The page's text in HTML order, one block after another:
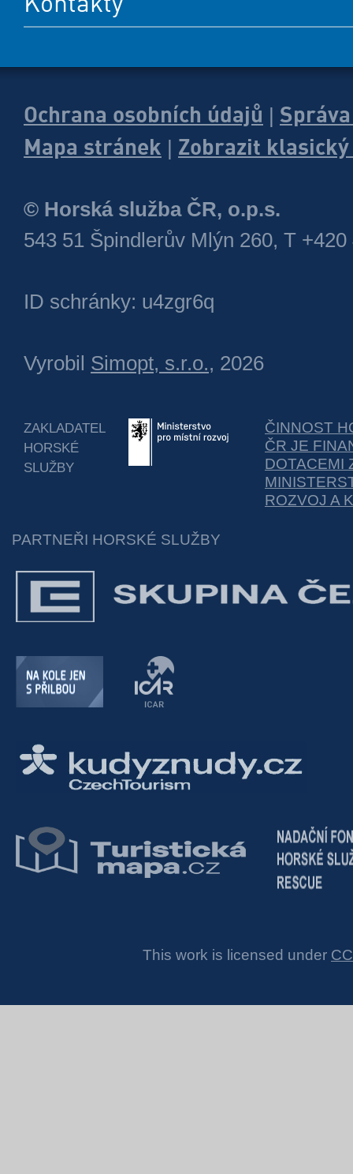
Ochrana osobních údajů
Mapa stránek
Zobrazit
© Horská služba ČR, o.p.s.
543 51 Špindlerův Mlýn 260, T +420
ID schránky: u4zgr6q
Vyrobil Simopt, s.r.o., 2026
ZAKLADATEL
HORSKÉ
SLUŽBY
ČINNOST
ČR JE
DOTACEMI
ROZVOJ A
PARTNEŘI HORSKÉ SLUŽBY
This work is licensed under